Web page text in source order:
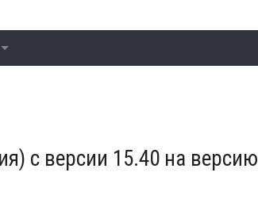
с версии 15.40 на версию